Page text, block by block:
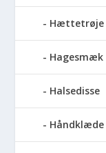
Hættetrøje
Hagesmæk
Halsedisse
Håndklæde